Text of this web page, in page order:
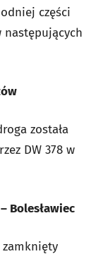
części
następujących
została
DW 378 w
Bolesławiec